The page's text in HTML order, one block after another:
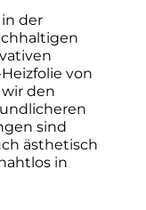
der
von
den
sind
ästhetisch
in